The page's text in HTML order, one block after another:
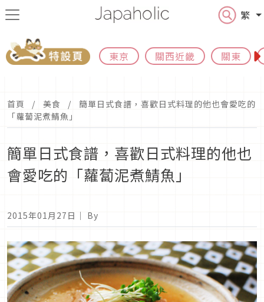
繁
東京 關西近畿 關東
首頁 美食
簡單日式食譜，喜歡日式料理的他也會愛吃的
「蘿蔔泥煮鯖魚」
簡單日式食譜，喜歡日式料理的他也
會愛吃的「蘿蔔泥煮鯖魚」
2015年01月27日 ｜ By